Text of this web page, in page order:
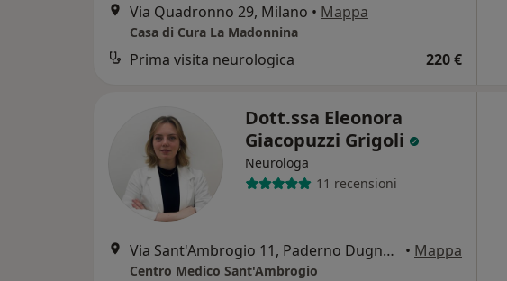
Via Quadronno 29, Milano • Mappa
Casa di Cura La Madonnina
Prima visita neurologica 220 €
Dott.ssa Eleonora
Giacopuzzi Grigoli
Neurologa
11 recensioni
Via Sant'Ambrogio 11, Paderno Dugnano • Mappa
Centro Medico Sant'Ambrogio